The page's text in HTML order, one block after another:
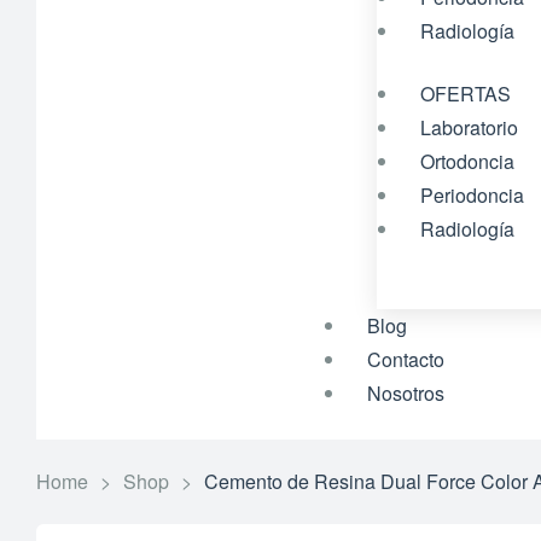
Radiología
OFERTAS
Laboratorio
Ortodoncia
Periodoncia
Radiología
Blog
Contacto
Nosotros
Home > Shop > Cemento de Resina Dual Force Color